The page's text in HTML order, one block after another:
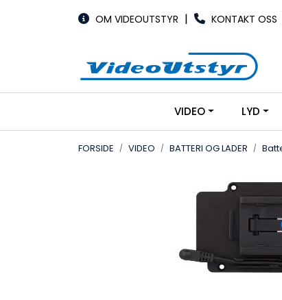
OM VIDEOUTSTYR | KONTAKT OSS
VIDEO LYD
FORSIDE VIDEO BATTERI OG LADER